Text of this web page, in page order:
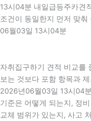
13시04분 내일급등주카견
조건이 동일한지 먼저 맞
06월03일 13시04분
자취집구하기 견적 비교를
보는 것보다 포함 항목과
2026년06월03일 13시04
기준은 어떻게 되는지, 정
교체 범위가 있는지, 사고